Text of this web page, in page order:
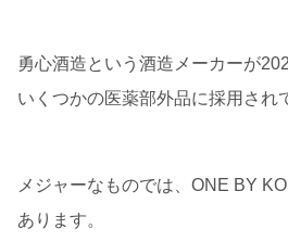
勇心酒造という酒造メーカーが
いくつかの医薬部外品に採用され
メジャーなものでは、ONE BY
あります。